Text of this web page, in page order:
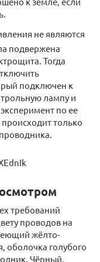
не являются
подвержена
Тогда
подключен к
лампу и
по ее
только
требований
проводов на
жёлто-
оболочка голубого
Чёрный,